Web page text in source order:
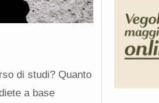
di studi? Quanto
a base